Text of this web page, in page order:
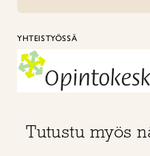
YHTEISTYÖSSÄ
Tutustu myös